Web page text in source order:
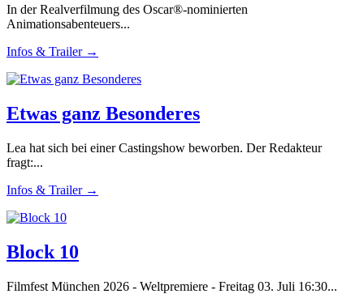
In der Realverfilmung des Oscar®-nominierten
Animationsabenteuers...
Infos & Trailer →
Etwas ganz Besonderes
Lea hat sich bei einer Castingshow beworben. Der Redakteur
fragt:...
Infos & Trailer →
Block 10
Filmfest München 2026 - Weltpremiere - Freitag 03. Juli 16:30...